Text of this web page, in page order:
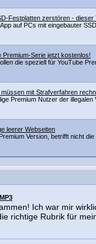
Festplatten zerstören - dieser
auf PCs mit eingebauter
Premium-Serie jetzt kostenlos!
die speziell für YouTube
mit Strafverfahren
Premium Nutzer der illegalen
leerer Webseiten
Version, betrifft nicht die
Ich war mir
richtige Rubrik für